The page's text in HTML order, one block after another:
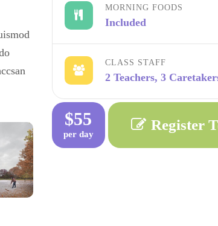
MORNING FOODS
Included
CLASS STAFF
2 Teachers, 3
$55
per day
Register